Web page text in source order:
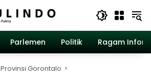
Parlemen Politik Ragam
Provinsi Gorontalo